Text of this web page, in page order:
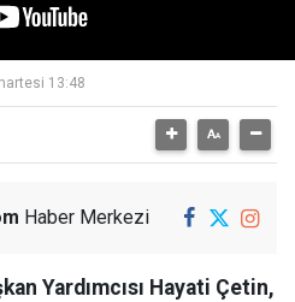
13:48
Haber Merkezi
Yardımcısı Hayati Çetin,